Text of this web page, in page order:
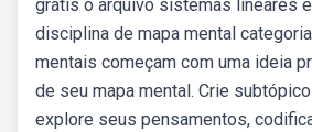
grátis o arquivo sistemas lineares
disciplina de mapa mental
mentais começam com uma ideia
de seu mapa mental. Crie
explore seus pensamentos,